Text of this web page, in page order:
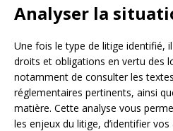
Analyser la
Une fois le type de litige identifié,
droits et obligations en vertu des
notamment de consulter les
réglementaires pertinents, ainsi
matière. Cette analyse vous
les enjeux du litige, d’identifier